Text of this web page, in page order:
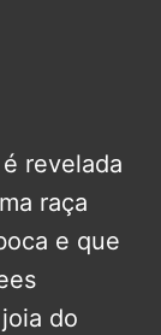
é revelada
raça
e que
do